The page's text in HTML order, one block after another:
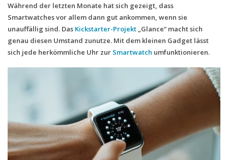
Smartphonetarife
Datentarife
o2
Smartphonetarife
Flatrate-Prepaidtarife
Mobilfunk-Vergleichsrechner
Mobilfunk-Tarifrechner
Während der letzten Monate hat sich gezeigt, dass
Smartwatches vor allem dann gut ankommen, wenn sie
unauffällig sind. Das Kickstarter-Projekt „Glance“ macht sich
genau diesen Umstand zunutze. Mit dem kleinen Gadget lässt
sich jede herkömmliche Uhr zur Smartwatch umfunktionieren.